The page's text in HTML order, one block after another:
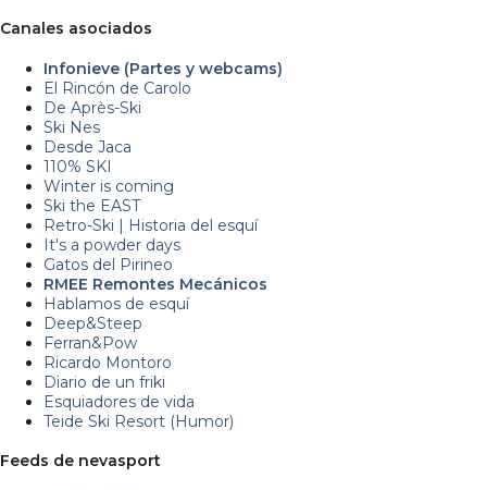
Canales asociados
Infonieve (Partes y webcams)
El Rincón de Carolo
De Après-Ski
Ski Nes
Desde Jaca
110% SKI
Winter is coming
Ski the EAST
Retro-Ski | Historia del esquí
It's a powder days
Gatos del Pirineo
RMEE Remontes Mecánicos
Hablamos de esquí
Deep&Steep
Ferran&Pow
Ricardo Montoro
Diario de un friki
Esquiadores de vida
Teide Ski Resort (Humor)
Feeds de nevasport